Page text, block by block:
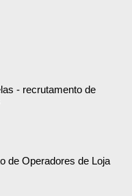
- recrutamento de
de Operadores de Loja